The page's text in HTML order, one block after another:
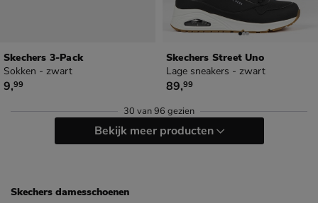
Skechers 3-Pack
Sokken - zwart
€ 9,99
9,99
Skechers Street Uno
Lage sneakers - zwart
€ 89,99
89,99
30 van96 gezien
Bekijk meer producten
Skechers damesschoenen